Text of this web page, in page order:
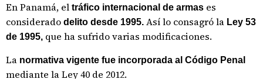
En Panamá, el tráfico internacional de armas es
considerado delito desde 1995. Así lo consagró la Ley 53
de 1995, que ha sufrido varias modificaciones.
La normativa vigente fue incorporada al Código Penal
mediante la Ley 40 de 2012.